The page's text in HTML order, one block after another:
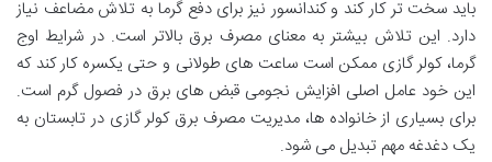
باید سخت تر کار کند و کندانسور نیز برای دفع گرما به تلاش مضاعف نیاز
دارد. این تلاش بیشتر به معنای مصرف برق بالاتر است. در شرایط اوج
گرما، کولر گازی ممکن است ساعت های طولانی و حتی یکسره کار کند که
این خود عامل اصلی افزایش نجومی قبض های برق در فصول گرم است.
برای بسیاری از خانواده ها، مدیریت مصرف برق کولر گازی در تابستان به
یک دغدغه مهم تبدیل می شود.